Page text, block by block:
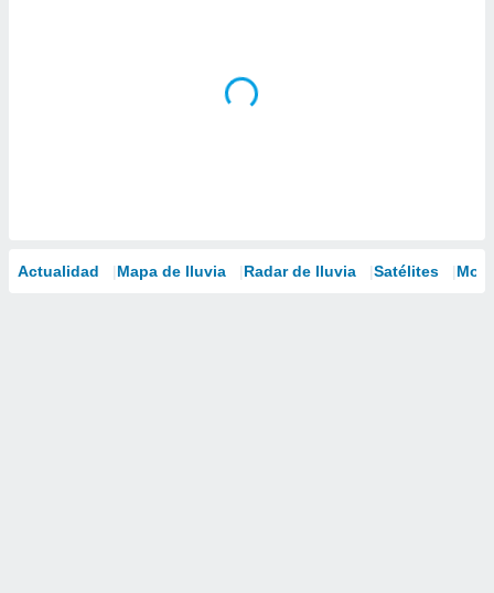
Actualidad Mapa de lluvia Radar de lluvia Satélites